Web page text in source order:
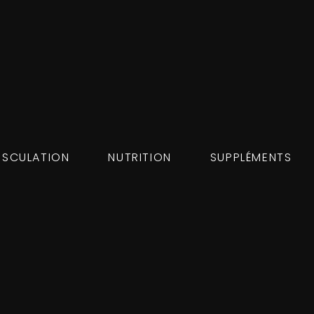
NUTRITION SUPPLÉMENTS